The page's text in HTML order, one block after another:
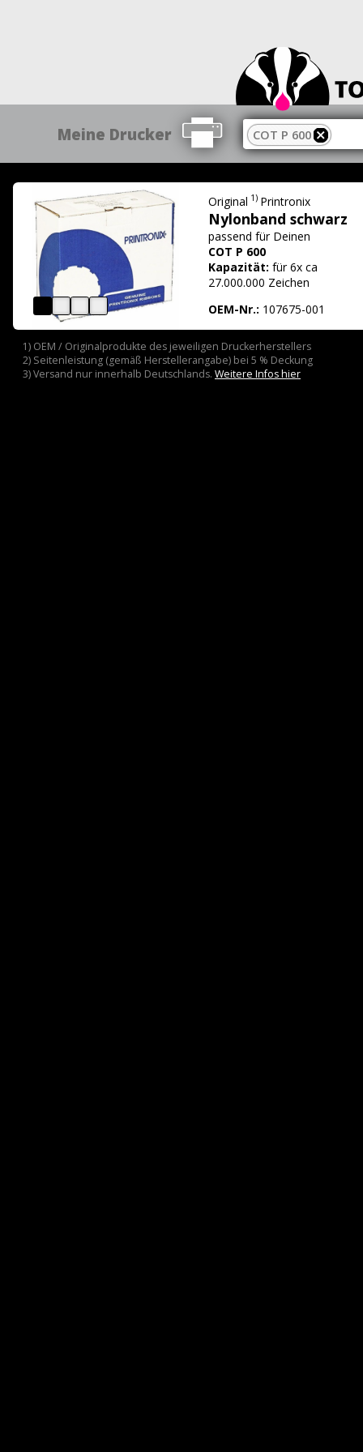
Meine Drucker COT P 600
Original 1) Printronix
Nylonband schwarz
passend für Deinen
COT P 600
Kapazität: für 6x ca
27.000.000 Zeichen
OEM-Nr.: 107675-001
1) OEM / Originalprodukte des jeweiligen Druckerherstellers
2) Seitenleistung (gemäß Herstellerangabe) bei 5 % Deckung
3) Versand nur innerhalb Deutschlands. Weitere Infos hier